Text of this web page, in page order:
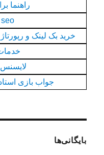
راهنما
seo وب سایت
خرید بک لینک و
لایسنس نود
جواب بازی استاد
بایگانی‌ها